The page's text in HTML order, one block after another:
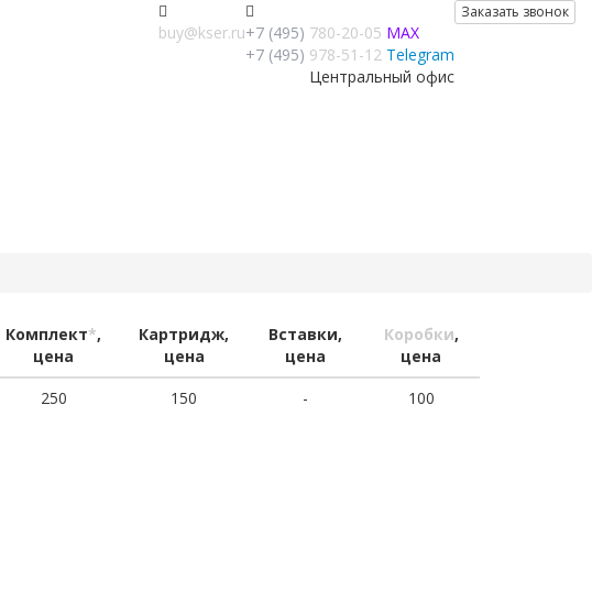
Заказать звонок
+7 (495) 780-20-05 MAX
+7 (495) 978-51-12 Telegram
Центральный офис
buy@kser.ru
Комплект*,
цена
Картридж,
цена
Вставки,
цена
Коробки,
цена
250 150 - 100